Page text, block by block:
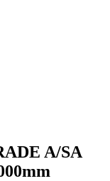
A/SA